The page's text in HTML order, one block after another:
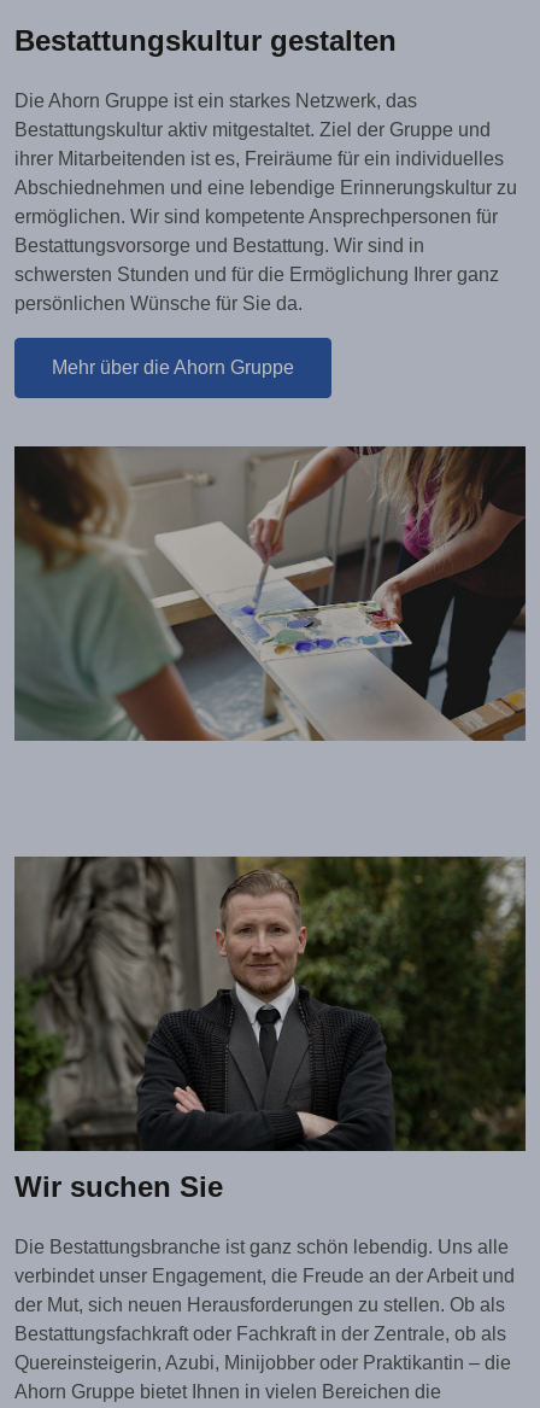
Bestattungskultur gestalten
Die Ahorn Gruppe ist ein starkes Netzwerk, das
Bestattungskultur aktiv mitgestaltet. Ziel der Gruppe und
ihrer Mitarbeitenden ist es, Freiräume für ein individuelles
Abschiednehmen und eine lebendige Erinnerungskultur zu
ermöglichen. Wir sind kompetente Ansprechpersonen für
Bestattungsvorsorge und Bestattung. Wir sind in
schwersten Stunden und für die Ermöglichung Ihrer ganz
persönlichen Wünsche für Sie da.
Mehr über die Ahorn Gruppe
Wir suchen Sie
Die Bestattungsbranche ist ganz schön lebendig. Uns alle
verbindet unser Engagement, die Freude an der Arbeit und
der Mut, sich neuen Herausforderungen zu stellen. Ob als
Bestattungsfachkraft oder Fachkraft in der Zentrale, ob als
Quereinsteigerin, Azubi, Minijobber oder Praktikantin – die
Ahorn Gruppe bietet Ihnen in vielen Bereichen die